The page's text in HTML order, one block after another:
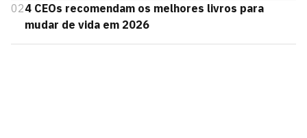
024 CEOs recomendam os melhores livros para
mudar de vida em 2026